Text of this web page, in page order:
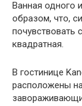
Ванная одного
образом, что,
почувствовать
квадратная.
В гостинице
расположены